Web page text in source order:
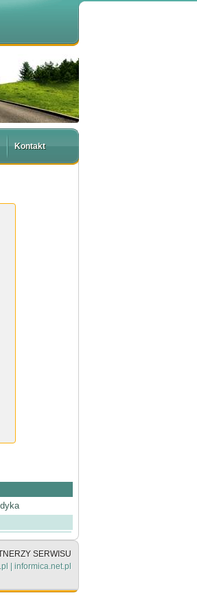
Kontakt
SERWISU
informica.net.pl